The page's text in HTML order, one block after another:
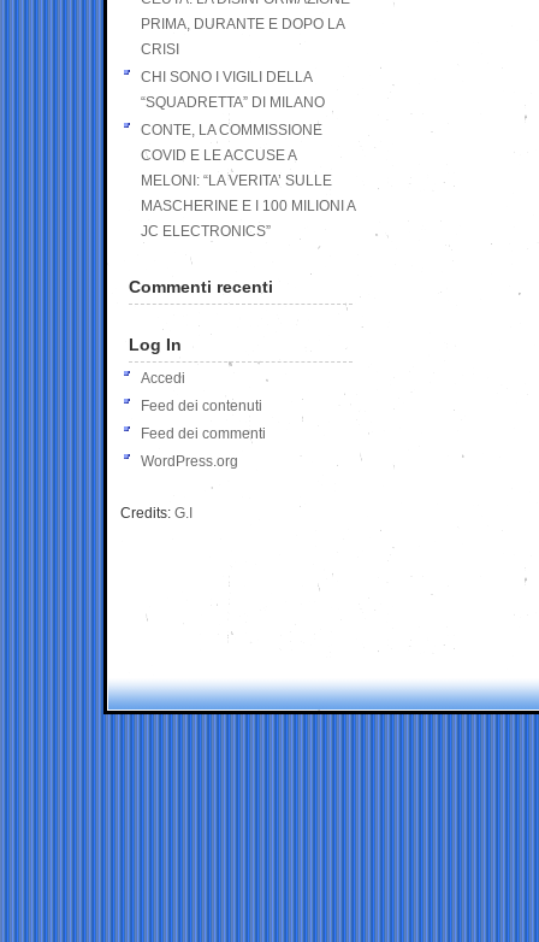
PRIMA, DURANTE E DOPO LA
CRISI
CHI SONO I VIGILI DELLA
“SQUADRETTA” DI MILANO
CONTE, LA COMMISSIONE
COVID E LE ACCUSE A
MELONI: “LA VERITA’ SULLE
MASCHERINE E I 100 MILIONI A
JC ELECTRONICS”
Commenti recenti
Log In
Accedi
Feed dei contenuti
Feed dei commenti
WordPress.org
Credits: G.I